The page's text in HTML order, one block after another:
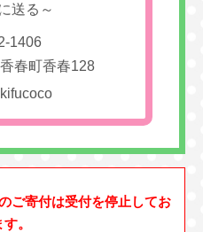
送る～
1406
春町香春128
ご寄付は受付を停止してお
。